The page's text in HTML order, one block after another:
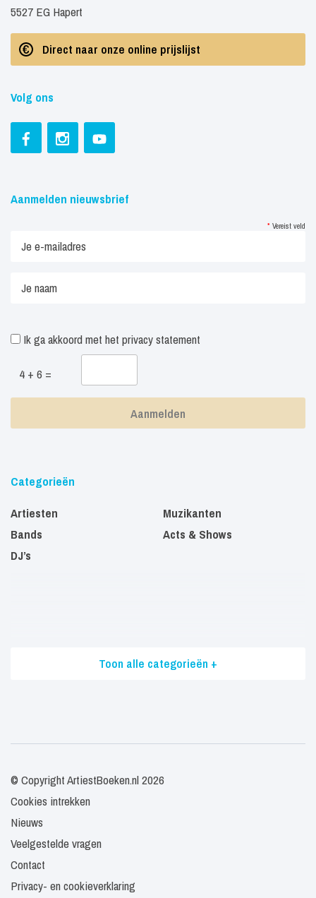
5527 EG Hapert
Direct naar onze online prijslijst
Volg ons
Aanmelden nieuwsbrief
* Vereist veld
Ik ga akkoord met het privacy statement
4 + 6 =
Categorieën
Artiesten
Bands
DJ’s
Muzikanten
Acts & Shows
Toon alle categorieën +
© Copyright ArtiestBoeken.nl 2026
Cookies intrekken
Nieuws
Veelgestelde vragen
Contact
Privacy- en cookieverklaring